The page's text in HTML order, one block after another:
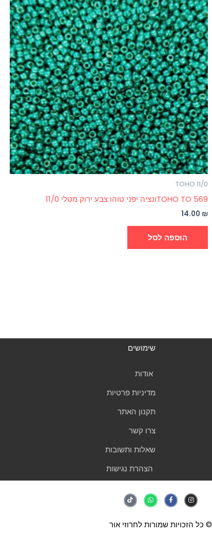
TOHO 11/0
TOHO TO 569ונציה יפני טוהו צבע ירוק מטלי 11/0
14.00 ₪
הוספה לסל
שימושים
אודות
מדיניות פרטיות
תקנון האתר
צרו קשר
שאלות ותשובות
הצהרת נגישות
n
s
t
r
a
c
e
o
h
a
t
p
i
k
t
© כל הזכויות שמורות לחרוזי אור